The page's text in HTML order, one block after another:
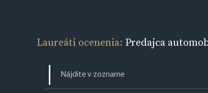
Laureáti ocenenia: Predajca